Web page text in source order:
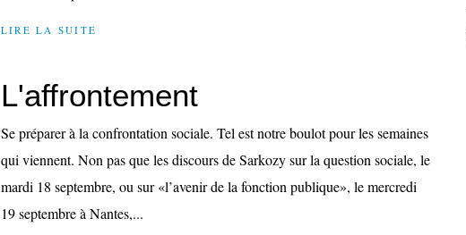
LIRE LA SUITE
L'affrontement
Se préparer à la confrontation sociale. Tel est notre boulot pour les semaines
qui viennent. Non pas que les discours de Sarkozy sur la question sociale, le
mardi 18 septembre, ou sur «l’avenir de la fonction publique», le mercredi
19 septembre à Nantes,...